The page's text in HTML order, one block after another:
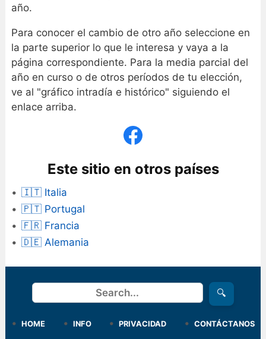
año.
Para conocer el cambio de otro año seleccione en
la parte superior lo que le interesa y vaya a la
página correspondiente. Para la media parcial del
año en curso o de otros períodos de tu elección,
ve al "gráfico intradía e histórico" siguiendo el
enlace arriba.
Este sitio en otros países
🇮🇹 Italia
🇵🇹 Portugal
🇫🇷 Francia
🇩🇪 Alemania
Buscar 🔍
HOME INFO PRIVACIDAD CONTÁCTANOS